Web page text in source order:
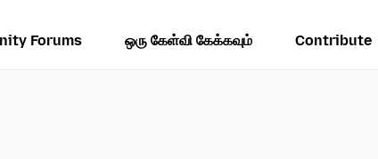
Forums ஒரு கேள்வி கேக்கவும் Contribute